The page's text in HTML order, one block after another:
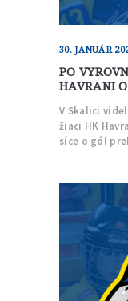
30. JANUÁR
PO
HAVRANI
V Skalici
žiaci HK
síce o gól